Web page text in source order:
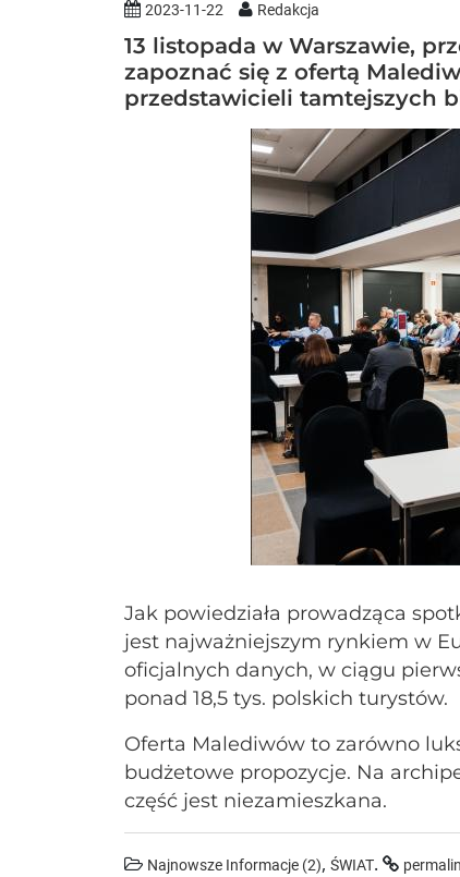
2023-11-22 Redakcja
13 listopada w Warszawie,
zapoznać się z ofertą
przedstawicieli tamtejszych
Jak powiedziała prowadząca
jest najważniejszym rynkiem w
oficjalnych danych, w ciągu
ponad 18,5 tys. polskich turystów.
Oferta Malediwów to zarówno
budżetowe propozycje. Na
część jest niezamieszkana.
Najnowsze Informacje (2), ŚWIAT.